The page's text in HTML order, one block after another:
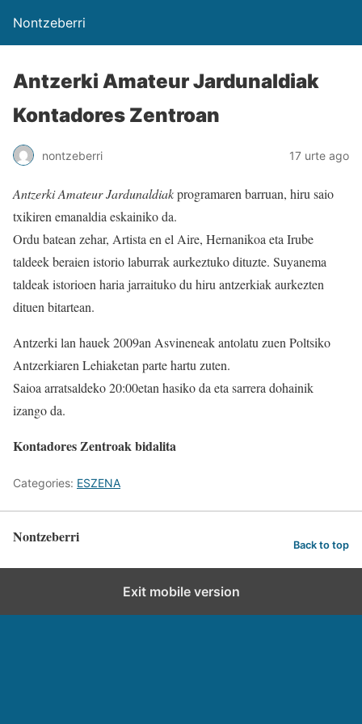
Nontzeberri
Antzerki Amateur Jardunaldiak
Kontadores Zentroan
nontzeberri 17 urte ago
Antzerki Amateur Jardunaldiakprogramaren barruan, hiru saio
txikiren emanaldia eskainiko da.
Ordu batean zehar, Artista en el Aire, Hernanikoa eta Irube
taldeek beraien istorio laburrak aurkeztuko dituzte. Suyanema
taldeak istorioen haria jarraituko du hiru antzerkiak aurkezten
dituen bitartean.
Antzerki lan hauek 2009an Asvineneak antolatu zuen Poltsiko
Antzerkiaren Lehiaketan parte hartu zuten.
Saioa arratsaldeko 20:00etan hasiko da eta sarrera dohainik
izango da.
Kontadores Zentroak bidalita
Categories: ESZENA
Nontzeberri Back to top
Exit mobile version